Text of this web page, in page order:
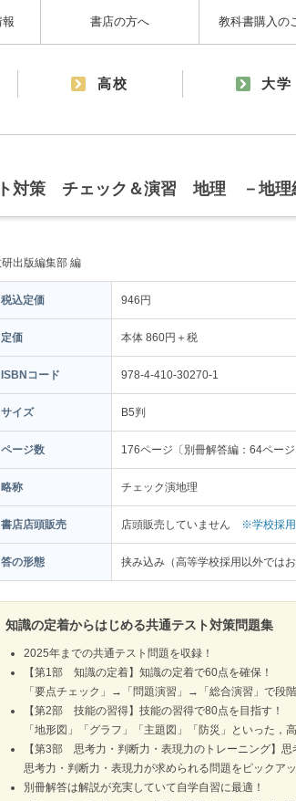
書店の方へ 教科書購入の
高校 大学
対策 チェック＆演習 地理 －地理
出版編集部 編
税込定価 946円
定価 本体 860円＋税
ISBNコード 978-4-410-30270-1
サイズ B5判
ページ数 176ページ〔別冊解答編：64ペー
略称 チェック演地理
書店店頭販売 店頭販売していません ※学校採
答の形態 挟み込み（高等学校採用以外ではお
知識の定着からはじめる共通テスト対策問題集
2025年までの共通テスト問題を収録！
【第1部 知識の定着】知識の定着で60点を確保！
「要点チェック」→「問題演習」→「総合演習」で段階
【第2部 技能の習得】技能の習得で80点を目指す！
「地形図」「グラフ」「主題図」「防災」といった，
【第3部 思考力・判断力・表現力のトレーニング】思
思考力・判断力・表現力が求められる問題をピックアッ
別冊解答は解説が充実していて自学自習に最適！